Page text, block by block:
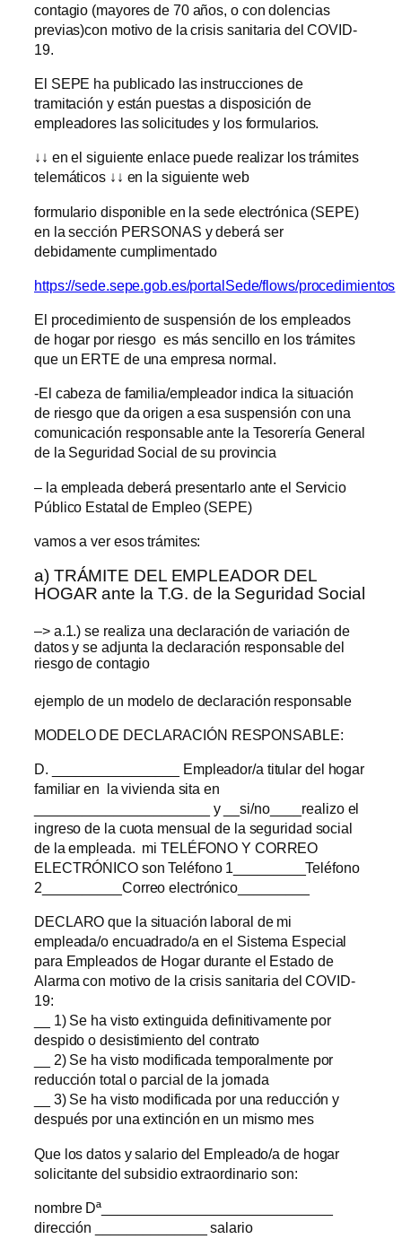
contagio (mayores de 70 años, o con dolencias
previas)con motivo de la crisis sanitaria del COVID-
19.
El SEPE ha publicado las instrucciones de
tramitación y están puestas a disposición de
empleadores las solicitudes y los formularios.
↓↓ en el siguiente enlace puede realizar los trámites
telemáticos ↓↓ en la siguiente web
formulario disponible en la sede electrónica (SEPE)
en la sección PERSONAS y deberá ser
debidamente cumplimentado
https://sede.sepe.gob.es/portalSede/flows/procedimientos
El procedimiento de suspensión de los empleados
de hogar por riesgo es más sencillo en los trámites
que un ERTE de una empresa normal.
-El cabeza de familia/empleador indica la situación
de riesgo que da origen a esa suspensión con una
comunicación responsable ante la Tesorería General
de la Seguridad Social de su provincia
– la empleada deberá presentarlo ante el Servicio
Público Estatal de Empleo (SEPE)
vamos a ver esos trámites:
a) TRÁMITE DEL EMPLEADOR DEL
HOGAR ante la T.G. de la Seguridad Social
–> a.1.) se realiza una declaración de variación de
datos y se adjunta la declaración responsable del
riesgo de contagio
ejemplo de un modelo de declaración responsable
MODELO DE DECLARACIÓN RESPONSABLE:
D. ________________ Empleador/a titular del hogar
familiar en la vivienda sita en
______________________ y __si/no____realizo el
ingreso de la cuota mensual de la seguridad social
de la empleada. mi TELÉFONO Y CORREO
ELECTRÓNICO son Teléfono 1_________Teléfono
2__________Correo electrónico_________
DECLARO que la situación laboral de mi
empleada/o encuadrado/a en el Sistema Especial
para Empleados de Hogar durante el Estado de
Alarma con motivo de la crisis sanitaria del COVID-
19:
__ 1) Se ha visto extinguida definitivamente por
despido o desistimiento del contrato
__ 2) Se ha visto modificada temporalmente por
reducción total o parcial de la jornada
__ 3) Se ha visto modificada por una reducción y
después por una extinción en un mismo mes
Que los datos y salario del Empleado/a de hogar
solicitante del subsidio extraordinario son:
nombre Dª_____________________________
dirección ______________ salario